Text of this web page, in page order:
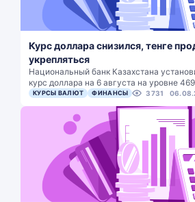
Курс доллара снизился, тенге
укрепляться
Национальный банк Казахстана
курс доллара на 6 августа на уровне
КУРСЫ ВАЛЮТ ФИНАНСЫ 3731